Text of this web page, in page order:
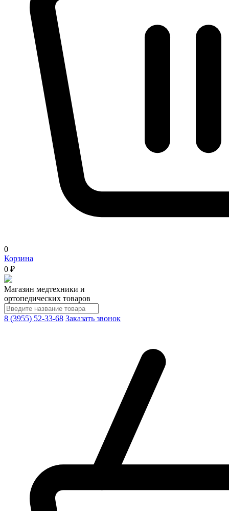
0
Корзина
0 ₽
Магазин медтехники и
ортопедических товаров
8 (3955) 52-33-68 Заказать звонок